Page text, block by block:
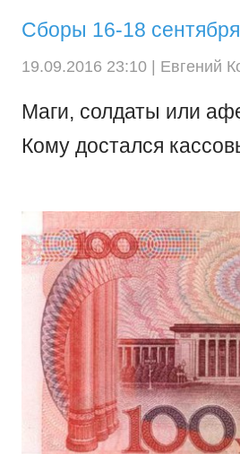
Сборы 16-18
19.09.2016 23:10 | Евгений
Маги, солдаты или
Кому достался